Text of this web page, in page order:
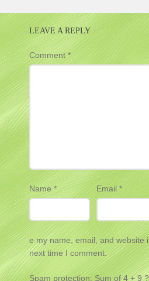
NAVIGATION
LEAVE A REPLY
Comment*
Name* Email*
e my name, email, and website
next time I comment.
Spam protection: Sum of 4 + 9 ?